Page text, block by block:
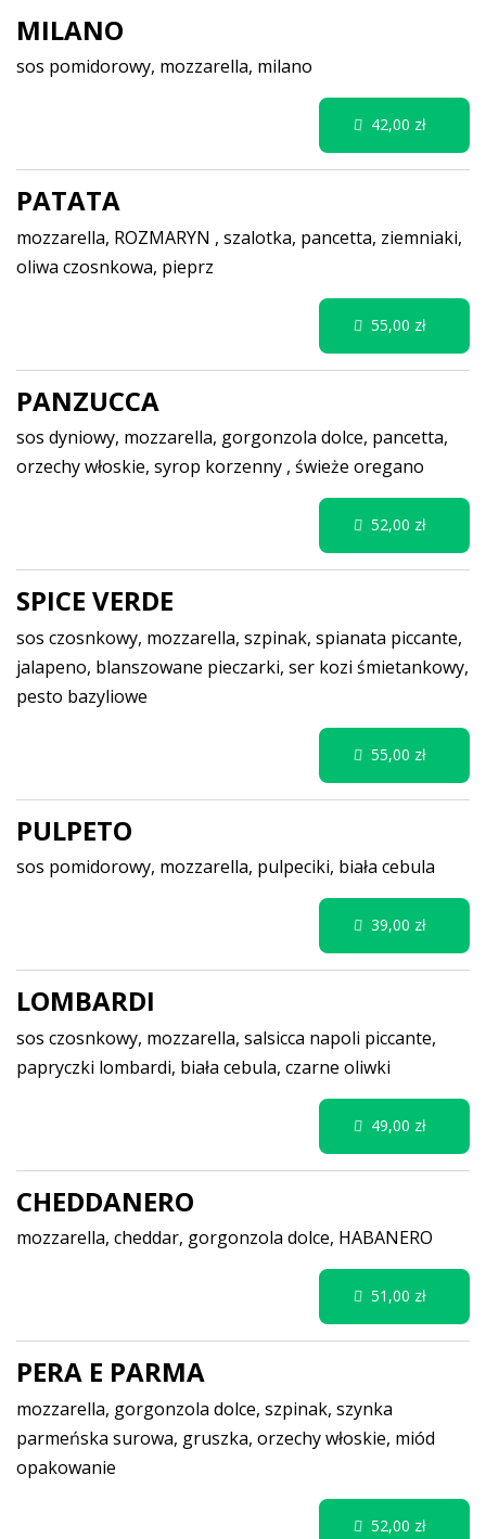
MILANO
sos pomidorowy, mozzarella, milano
PATATA
mozzarella, ROZMARYN , szalotka, pancetta, ziemniaki,
oliwa czosnkowa, pieprz
PANZUCCA
sos dyniowy, mozzarella, gorgonzola dolce, pancetta,
orzechy włoskie, syrop korzenny , świeże oregano
SPICE VERDE
sos czosnkowy, mozzarella, szpinak, spianata piccante,
jalapeno, blanszowane pieczarki, ser kozi śmietankowy,
pesto bazyliowe
PULPETO
sos pomidorowy, mozzarella, pulpeciki, biała cebula
LOMBARDI
sos czosnkowy, mozzarella, salsicca napoli piccante,
papryczki lombardi, biała cebula, czarne oliwki
CHEDDANERO
mozzarella, cheddar, gorgonzola dolce, HABANERO
PERA E PARMA
mozzarella, gorgonzola dolce, szpinak, szynka
parmeńska surowa, gruszka, orzechy włoskie, miód
opakowanie